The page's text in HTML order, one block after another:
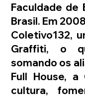
Faculdade de
Brasil. Em
Coletivo132,
Graffiti, o
somando os
Full House,
cultura,